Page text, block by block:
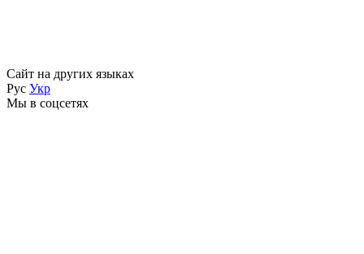
Сайт на других языках
Рус Укр
Мы в соцсетях